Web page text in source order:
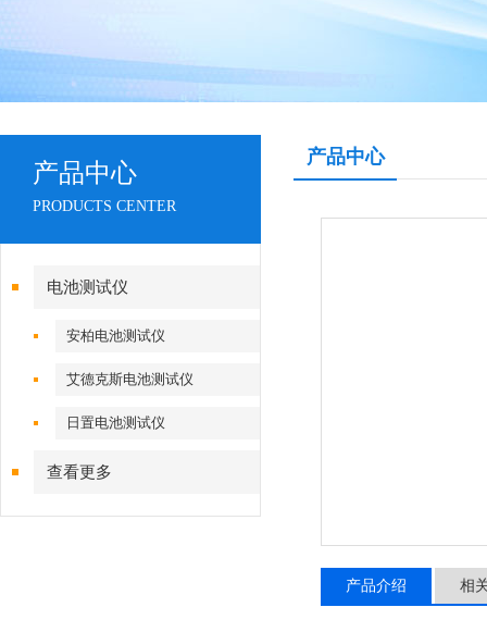
产品中心
PRODUCTS CENTER
电池测试仪
安柏电池测试仪
艾德克斯电池测试仪
日置电池测试仪
查看更多
产品中心
产品介绍 相